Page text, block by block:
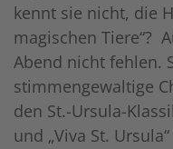
kennt sie nicht, die
magischen Tiere“?
Abend nicht fehlen.
stimmengewaltige
den St.-Ursula-
und „Viva St.